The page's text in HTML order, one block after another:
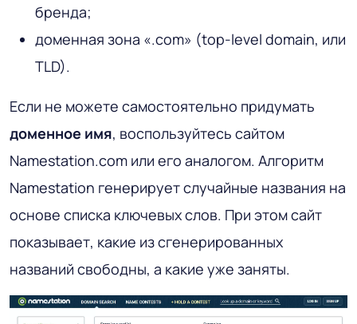
бренда;
доменная зона «.com» (top-level domain, или
TLD).
Если не можете самостоятельно придумать
доменное имя, воспользуйтесь сайтом
Namestation.com или его аналогом. Алгоритм
Namestation генерирует случайные названия на
основе списка ключевых слов. При этом сайт
показывает, какие из сгенерированных
названий свободны, а какие уже заняты.